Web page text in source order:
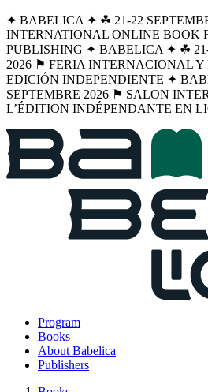
✦ BABELICA ✦ ☘︎ 21-22
INTERNATIONAL ONLINE BOOK
PUBLISHING ✦ BABELICA ✦ ☘︎ 21-
2026 ⚑ FERIA INTERNACIONAL
EDICIÓN INDEPENDIENTE ✦
SEPTEMBRE 2026 ⚑ SALON
L’ÉDITION INDÉPENDANTE EN
Program
Books
About Babelica
Publishers